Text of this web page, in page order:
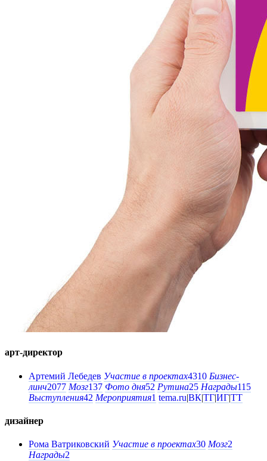
арт-директор
Артемий Лебедев Участие в проектах4310 Бизнес-
линч2077 Мозг137 Фото дня52 Рутина25 Награды115
Выступления42 Мероприятия1 tema.ru|ВК|ТГ|ИГ|ТТ
дизайнер
Рома Ватриковский Участие в проектах30 Мозг2
Награды2